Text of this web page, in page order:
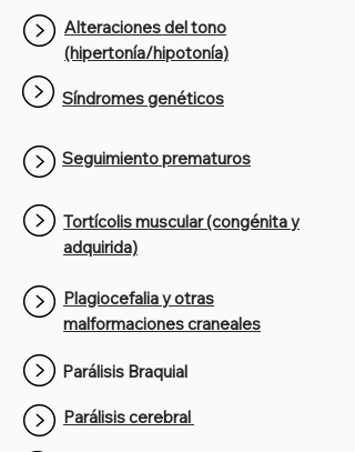
Alteraciones del tono
(hipertonía/hipotonía)
​Síndromes genéticos
Seguimiento prematuros
Tortícolis muscular (congénita y
adquirida)
Plagiocefalia y otras
malformaciones craneales
Parálisis Braquial
Parálisis cerebral